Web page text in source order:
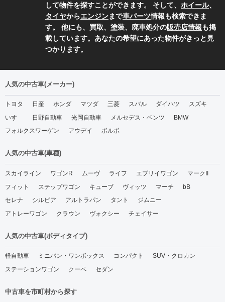
して物件を探すことができます。 そして、 ホイール、
タイヤからエンジンまで車パーツ情報も検索できま
す。 他にも、買取、塗装、廃車処分の販売店情報も掲
載しています。あなたの希望にあった物件がきっと見
つかります。
人気の中古車(メーカー)
トヨタ 日産 ホンダ マツダ 三菱 スバル ダイハツ
スズキ
いすゞ
日野自動車 光岡自動車 メルセデス・ベンツ
BMW
フォルクスワーゲン
アウデイ ボルボ
人気の中古車(車種)
スカイライン ワゴンR ムーヴ ライフ エブリイワゴン
マークII
フィット
ステップワゴン キューブ ヴィッツ マーチ
bB
セレナ
シルビア アルトラパン タント
ジムニー
アトレーワゴン
クラウン ヴォクシー チェイサー
人気の中古車(ボディタイプ)
軽自動車 ミニバン・ワンボックス コンパクト
SUV・クロカン
ステーションワゴン
クーペ セダン
中古車を市町村から探す